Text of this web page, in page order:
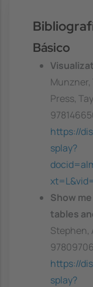
Básico
Munzner,
Press,
https://
splay?
Show
tables
Stephen,
https://
splay?